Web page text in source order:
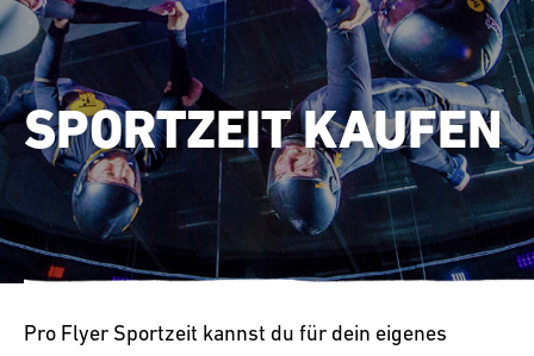
SPORTZEIT KAUFEN
Pro Flyer Sportzeit kannst du für dein eigenes